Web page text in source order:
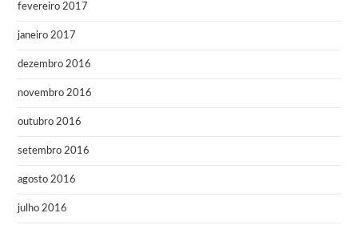
fevereiro 2017
janeiro 2017
dezembro 2016
novembro 2016
outubro 2016
setembro 2016
agosto 2016
julho 2016